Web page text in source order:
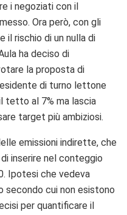
i negoziati con il
Ora però, con gli
il rischio di un nulla di
ha deciso di
la proposta di
di turno lettone
tetto al 7% ma lascia
target più ambiziosi.
emissioni indirette, che
inserire nel conteggio
Ipotesi che vedeva
secondo cui non esistono
per quantificare il